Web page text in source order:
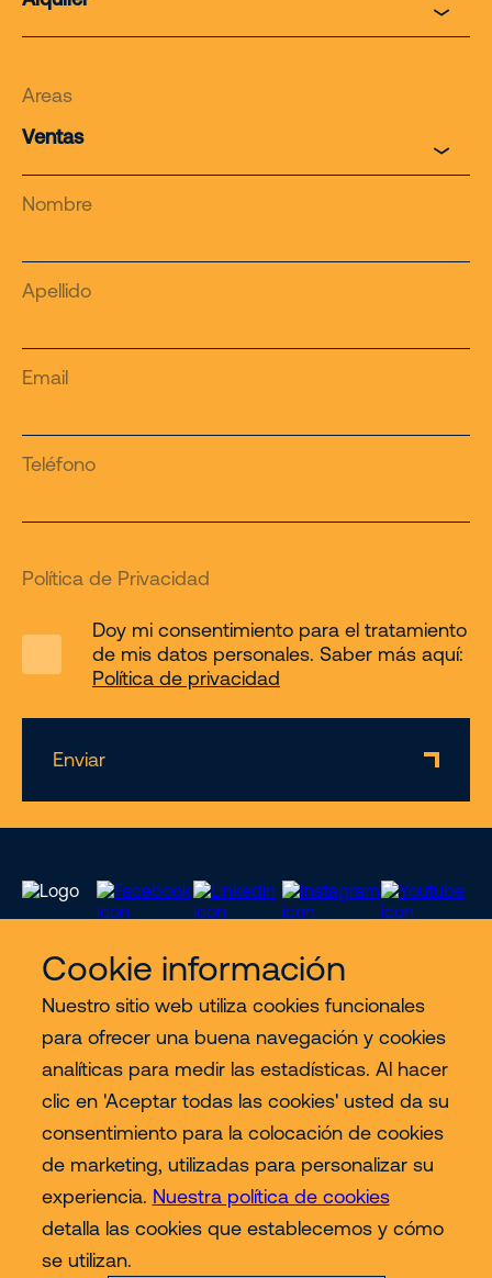
Cookie información
Nuestro sitio web utiliza cookies funcionales
para ofrecer una buena navegación y cookies
analíticas para medir las estadísticas. Al hacer
clic en 'Aceptar todas las cookies' usted da su
consentimiento para la colocación de cookies
de marketing, utilizadas para personalizar su
experiencia. Nuestra política de cookies
detalla las cookies que establecemos y cómo
se utilizan.
Areas
Nombre
Apellido
Email
Teléfono
Política de Privacidad
Doy mi consentimiento para el tratamiento
de mis datos personales. Saber más aquí:
Política de privacidad
Enviar
Servicios
Sectores
Contact
Más